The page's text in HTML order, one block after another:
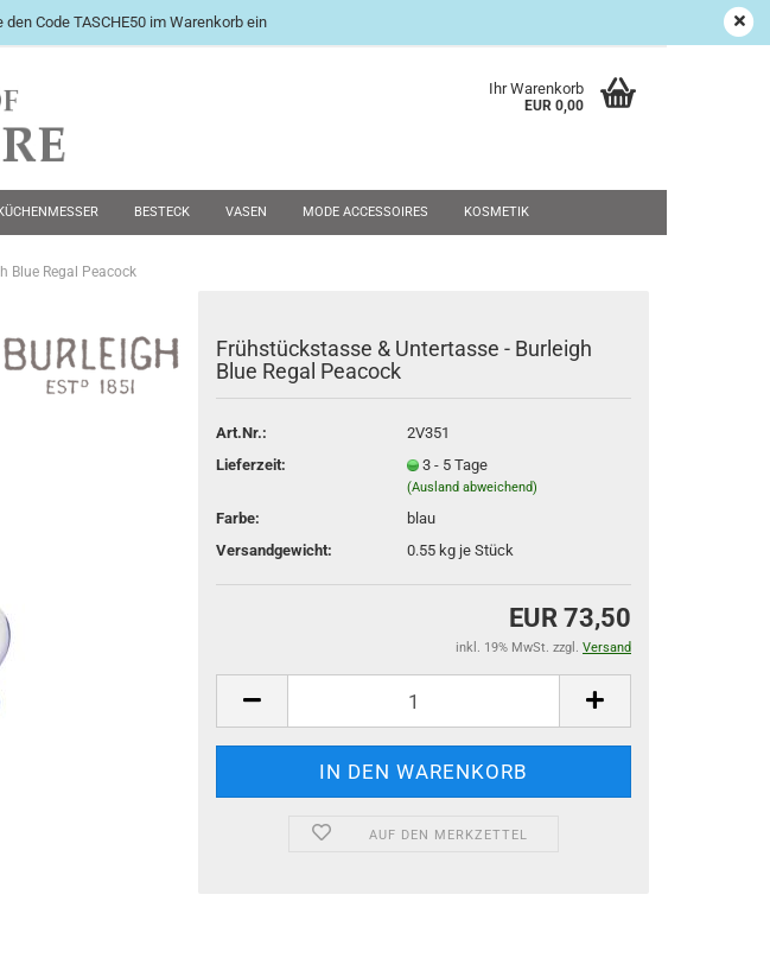
International English Language Shop
Konto erstellen
Ihr Warenkorb
EUR 0,00
Code TASCHE50 im Warenkorb ein
BESTECK VASEN MODE ACCESSOIRES KOSMETIK
Blue Regal Peacock
Frühstückstasse & Untertasse - Burleigh
Blue Regal Peacock
Art.Nr.:
2V351
Lieferzeit:
3 - 5 Tage
(Ausland abweichend)
Farbe:
blau
Versandgewicht:
0.55kg je Stück
EUR 73,50
inkl. 19% MwSt. zzgl. Versand
AUF DEN MERKZETTEL